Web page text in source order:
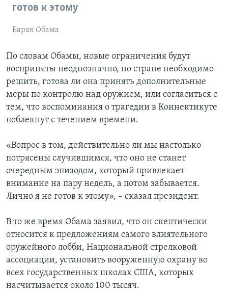
готов к этому
Барак Обама
По словам Обамы, новые ограничения будут
восприняты неоднозначно, но стране необходимо
решить, готова ли она принять дополнительные
меры по контролю над оружием, или согласиться с
тем, что воспоминания о трагедии в Коннектикуте
поблекнут с течением времени.
«Вопрос в том, действительно ли мы настолько
потрясены случившимся, что оно не станет
очередным эпизодом, который привлекает
внимание на пару недель, а потом забывается.
Лично я не готов к этому», – сказал президент.
В то же время Обама заявил, что он скептически
относится к предложениям самого влиятельного
оружейного лобби, Национальной стрелковой
ассоциации, установить вооруженную охрану во
всех государственных школах США, которых
насчитывается около 100 тысяч.